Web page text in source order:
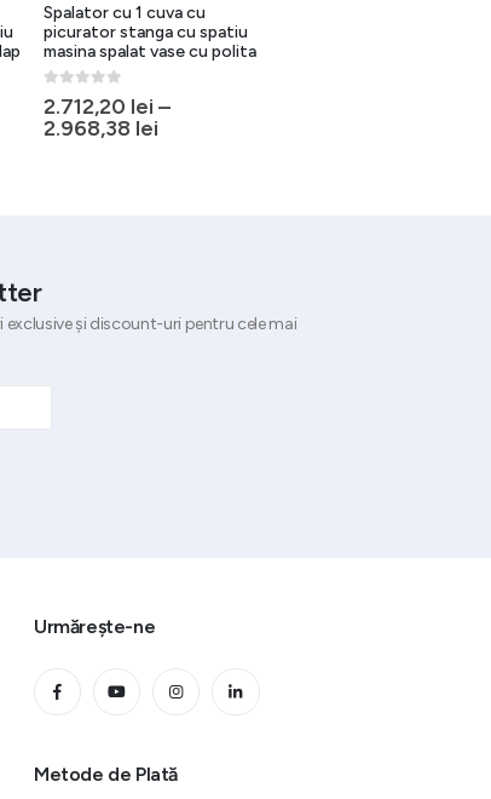
Spalator cu 1 cuva cu
picurator stanga cu spatiu
masina spalat vase cu polita
0out of 5
2.712,20 lei –
2.968,38 lei
exclusive și discount-uri pentru cele mai
Urmărește-ne
Metode de Plată